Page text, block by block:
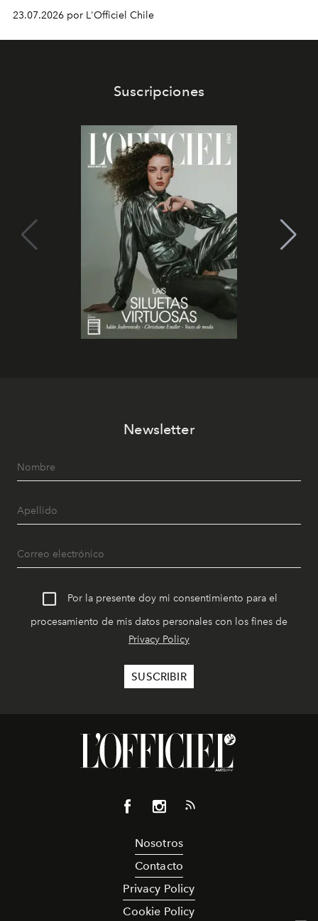
Rodolphe Parente. La propuesta incluirá un restaurante
a cargo del chef Giovanni Passerini y una
reinterpretación del legado estético de la capital
23.07.2026 por L'Officiel Chile
Suscripciones
Newsletter
Por la presente doy mi consentimiento para el
procesamiento de mis datos personales con los fines de
Privacy Policy
Nosotros
Contacto
Privacy Policy
Cookie Policy